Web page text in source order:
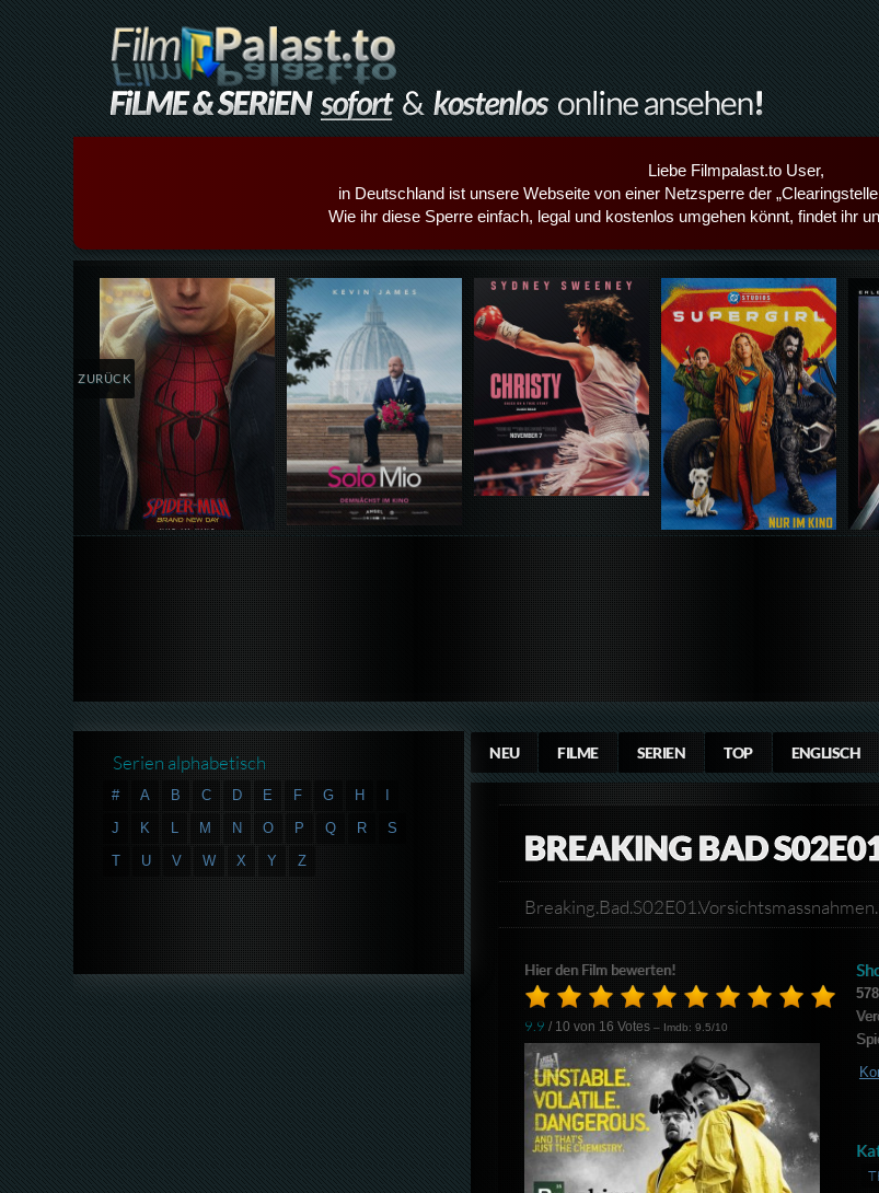
Liebe Filmpalast.to User,
in Deutschland ist unsere Webseite von einer Netzsperre der
Wie ihr diese Sperre einfach, legal und kostenlos umgehen könnt, findet ihr
Details,Play Details,Play Details,Play Details,Play
ZURÜCK
NEU FILME SERIEN TOP ENGLISCH
BREAKING BAD
Hier den Film bewerten!
9.9 / 10 von 16 Votes – Imdb: 9.5/10
Serien alphabetisch
# A B C D E F G H
J
K L M N O P Q R
S
T
U V W X Y Z